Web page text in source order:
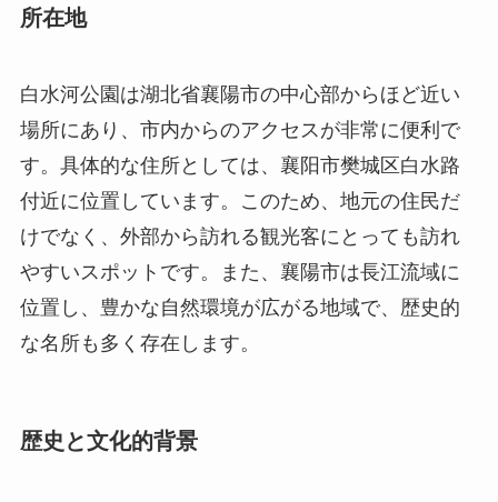
付近に位置しています。このため、地元の住民だ
やすいスポットです。また、襄陽市は長江流域に
位置し、豊かな自然環境が広がる地域で、歴史的
な名所も多く存在します。
歴史と文化的背景
白水河公園の背景には、襄陽市の豊かな歴史と文
っていました。この地域の自然環境が美しく、心